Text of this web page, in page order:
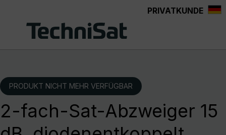
PRIVATKUNDE
PRODUKT NICHT MEHR VERFÜGBAR
2-fach-Sat-Abzweiger 15